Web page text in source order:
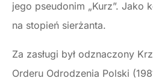
jego pseudonim „Kurz”. Jako
na stopień sierżanta.
Za zasługi był odznaczony
Orderu Odrodzenia Polski